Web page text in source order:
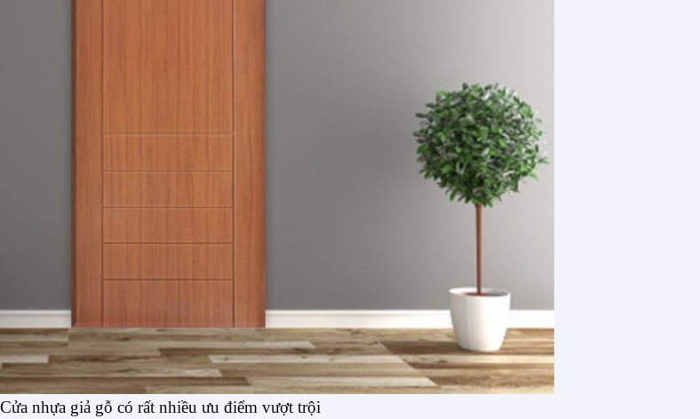
Cửa nhựa giả gỗ có rất nhiều ưu điểm vượt trội